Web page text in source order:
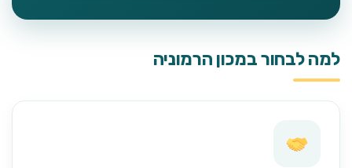
למה לבחור במכון הרמוניה